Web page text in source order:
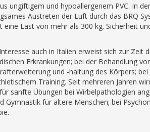
ungiftigem und hypoallergenem PVC. In
Austreten der Luft durch das BRQ
Last von mehr als 300 kg. Sicherheit
auch in Italien erweist sich zur Zeit
Erkrankungen; bei der Behandlung
und -haltung des Körpers;
Training. Seit mehreren Jahren
sanfte Übungen bei Wirbelpathologien
Gymnastik für ältere Menschen; bei